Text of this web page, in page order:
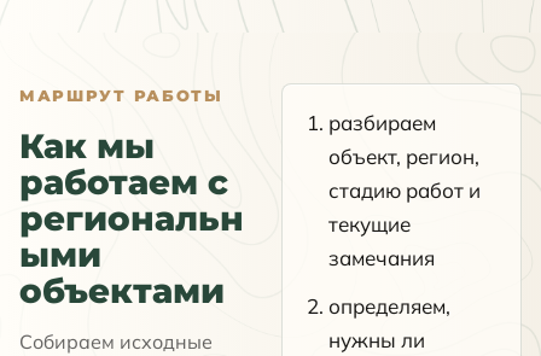
МАРШРУТ РАБОТЫ
Как мы
работаем с
региональн
ыми
объектами
Собираем исходные
разбираем
объект, регион,
стадию работ и
текущие
замечания
определяем,
нужны ли